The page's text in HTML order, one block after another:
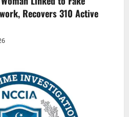
Recovers 310 Active